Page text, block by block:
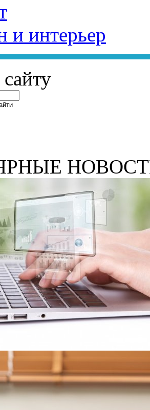
и интерьер